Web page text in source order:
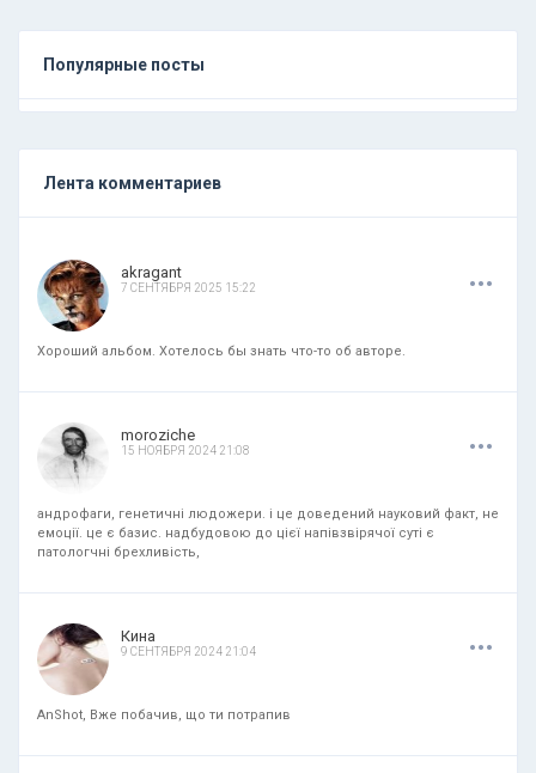
Популярные посты
Лента комментариев
akragant
7 СЕНТЯБРЯ 2025 15:22 ...
Хороший альбом. Хотелось бы знать что-то об авторе.
moroziche
15 НОЯБРЯ 2024 21:08 ...
андрофаги, генетичні людожери. і це доведений науковий факт, не
емоції. це є базис. надбудовою до цієї напівзвірячої суті є
патологчні брехливість,
Кина
9 СЕНТЯБРЯ 2024 21:04 ...
AnShot, Вже побачив, що ти потрапив